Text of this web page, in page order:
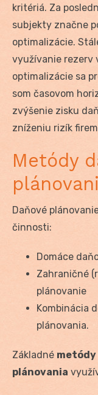
kritériá. Za
subjekty značne
optimalizácie.
využívanie rezerv
optimalizácie sa
som časovom
zvýšenie zisku
zníženiu rizík
Metódy
Daňové
činnosti:
Domáce
Zahraničné
plánovanie
Kombinácia
plánovania.
Základné metódy
plánovania